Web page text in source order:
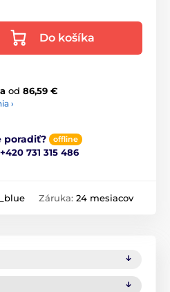
Do košíka
od 86,59 €
›
poradiť? offline
+420 731 315 486
Záruka: 24 mesiacov